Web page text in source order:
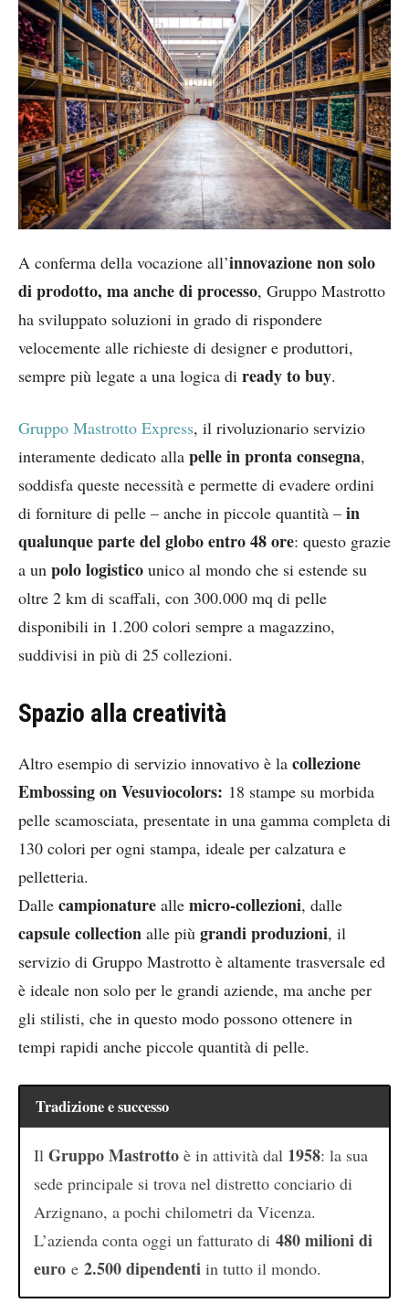
A conferma della vocazione all’innovazione non solo
di prodotto, ma anche di processo, Gruppo Mastrotto
ha sviluppato soluzioni in grado di rispondere
velocemente alle richieste di designer e produttori,
sempre più legate a una logica di ready to buy.
Gruppo Mastrotto Express, il rivoluzionario servizio
interamente dedicato alla pelle in pronta consegna,
soddisfa queste necessità e permette di evadere ordini
di forniture di pelle – anche in piccole quantità – in
qualunque parte del globo entro 48 ore: questo grazie
a un polo logistico unico al mondo che si estende su
oltre 2 km di scaffali, con 300.000 mq di pelle
disponibili in 1.200 colori sempre a magazzino,
suddivisi in più di 25 collezioni.
Spazio alla creatività
Altro esempio di servizio innovativo è la collezione
Embossing on Vesuviocolors: 18 stampe su morbida
pelle scamosciata, presentate in una gamma completa di
130 colori per ogni stampa, ideale per calzatura e
pelletteria.
Dalle campionature alle micro-collezioni, dalle
capsule collection alle più grandi produzioni, il
servizio di Gruppo Mastrotto è altamente trasversale ed
è ideale non solo per le grandi aziende, ma anche per
gli stilisti, che in questo modo possono ottenere in
tempi rapidi anche piccole quantità di pelle.
Tradizione e successo
Il Gruppo Mastrotto è in attività dal 1958: la sua
sede principale si trova nel distretto conciario di
Arzignano, a pochi chilometri da Vicenza.
L’azienda conta oggi un fatturato di 480 milioni di
euro e 2.500 dipendenti in tutto il mondo.